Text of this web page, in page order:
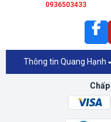
0936503433
Thông tin Quang Hạnh